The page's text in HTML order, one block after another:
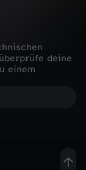
deine
einem